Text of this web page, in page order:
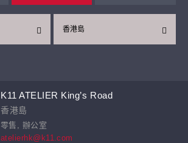
香港島
K11 ATELIER King’s Road
香港島
零售, 辦公室
atelierhk@k11.com